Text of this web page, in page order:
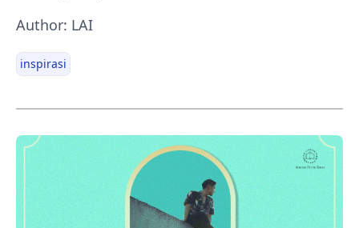
Author: LAI
inspirasi